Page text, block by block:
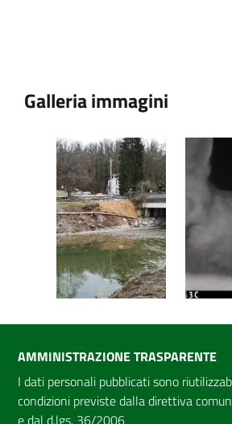
Galleria immagini
AMMINISTRAZIONE TRASPARENTE
I dati personali pubblicati sono
condizioni previste dalla direttiva
e dal d.lgs. 36/2006